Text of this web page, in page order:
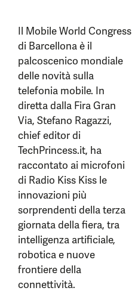
Il Mobile World Congress
di Barcellona è il
palcoscenico mondiale
delle novità sulla
telefonia mobile. In
diretta dalla Fira Gran
Via, Stefano Ragazzi,
chief editor di
TechPrincess.it, ha
raccontato ai microfoni
di Radio Kiss Kiss le
innovazioni più
sorprendenti della terza
giornata della fiera, tra
intelligenza artificiale,
robotica e nuove
frontiere della
connettività.